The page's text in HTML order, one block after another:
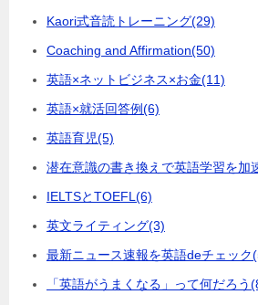
Kaori式音読トレーニング(29)
Coaching and Affirmation(50)
英語×ネットビジネス×お金(11)
英語×就活回答例(6)
英語育児(5)
潜在意識の書き換えで英語学習を加
IELTSとTOEFL (6)
英文ライティング(3)
最新ニュース速報を英語deチェック
「英語がうまくなる」って何だろう